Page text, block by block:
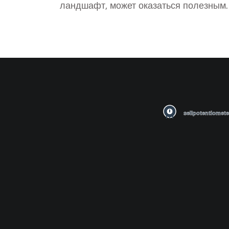
ландшафт, может оказаться
заводов и их экспортные возможности.